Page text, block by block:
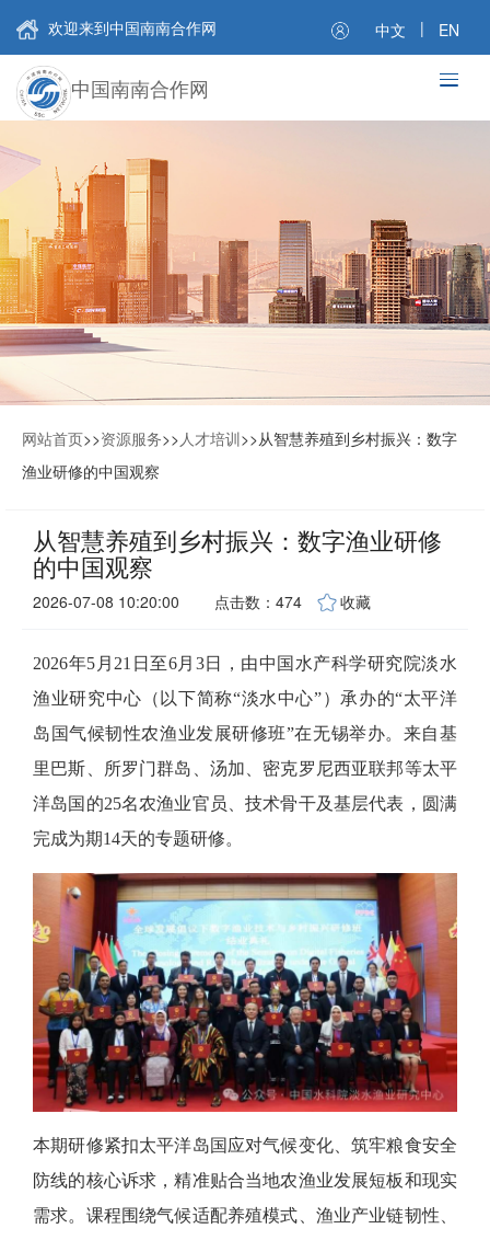
欢迎来到中国南南合作网 中文 | EN
中国南南合作网
网站首页>>资源服务>>人才培训>>从智慧养殖到乡村振兴：数字
渔业研修的中国观察
从智慧养殖到乡村振兴：数字渔业研修
的中国观察
2026-07-08 10:20:00 点击数：474 收藏
2026年5月21日至6月3日，由中国水产科学研究院淡水
渔业研究中心（以下简称“淡水中心”）承办的“太平洋
岛国气候韧性农渔业发展研修班”在无锡举办。来自基
里巴斯、所罗门群岛、汤加、密克罗尼西亚联邦等太平
洋岛国的25名农渔业官员、技术骨干及基层代表，圆满
完成为期14天的专题研修。
本期研修紧扣太平洋岛国应对气候变化、筑牢粮食安全
防线的核心诉求，精准贴合当地农渔业发展短板和现实
需求。课程围绕气候适配养殖模式、渔业产业链韧性、